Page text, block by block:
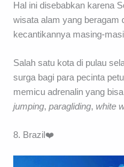
Hal ini disebabkan karena
wisata alam yang beragam
kecantikannya masing-
Salah satu kota di pulau
surga bagi para pecinta
memicu adrenalin yang
jumping,paragliding,white
8. Brazil❤️